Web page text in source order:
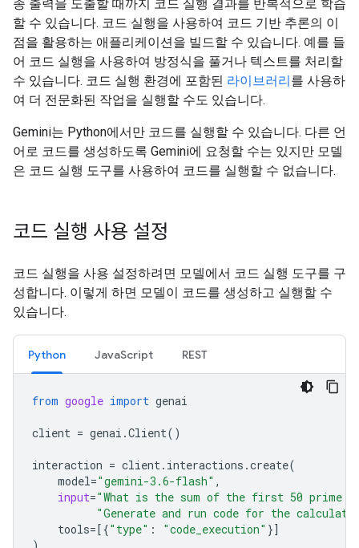
종 출력을 도출할 때까지 코드 실행 결과를 반복적으로 학습
할 수 있습니다. 코드 실행을 사용하여 코드 기반 추론의 이
점을 활용하는 애플리케이션을 빌드할 수 있습니다. 예를 들
어 코드 실행을 사용하여 방정식을 풀거나 텍스트를 처리할
수 있습니다. 코드 실행 환경에 포함된 라이브러리를 사용하
여 더 전문화된 작업을 실행할 수도 있습니다.
Gemini는 Python에서만 코드를 실행할 수 있습니다. 다른 언
어로 코드를 생성하도록 Gemini에 요청할 수는 있지만 모델
은 코드 실행 도구를 사용하여 코드를 실행할 수 없습니다.
코드 실행 사용 설정
코드 실행을 사용 설정하려면 모델에서 코드 실행 도구를 구
성합니다. 이렇게 하면 모델이 코드를 생성하고 실행할 수
있습니다.
Python JavaScript REST
from google import genai
client = genai .Client()
interaction = client. interactions .create(
model="gemini-3.6-flash" ,
input="What is the sum of the first 50 prime
"Generate and run code for the
tools=[{"type" : "code_execution" }]